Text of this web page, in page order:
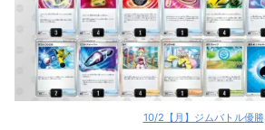
10/2【月】ジムバトル優勝